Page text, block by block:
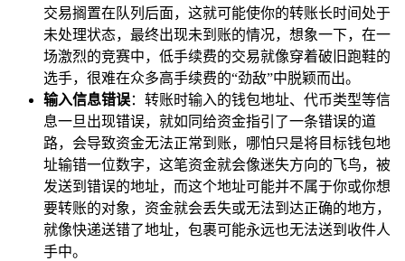
交易搁置在队列后面，这就可能使你的转账长时间处于
未处理状态，最终出现未到账的情况，想象一下，在一
场激烈的竞赛中，低手续费的交易就像穿着破旧跑鞋的
选手，很难在众多高手续费的“劲敌”中脱颖而出。
输入信息错误：转账时输入的钱包地址、代币类型等信
息一旦出现错误，就如同给资金指引了一条错误的道
路，会导致资金无法正常到账，哪怕只是将目标钱包地
址输错一位数字，这笔资金就会像迷失方向的飞鸟，被
发送到错误的地址，而这个地址可能并不属于你或你想
要转账的对象，资金就会丢失或无法到达正确的地方，
就像快递送错了地址，包裹可能永远也无法送到收件人
手中。